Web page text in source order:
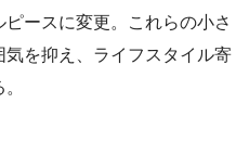
ースに変更。これらの小さ
を抑え、ライフスタイル寄